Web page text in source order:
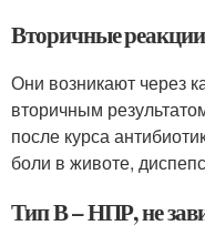
Вторичные реакции
Они возникают через
вторичным
после курса
боли в животе,
Тип В – НПР, не